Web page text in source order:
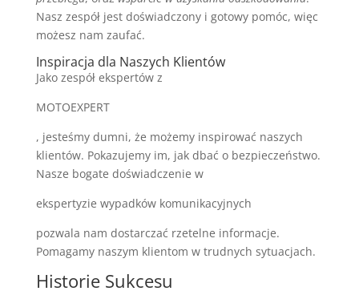
Nasz zespół jest doświadczony i gotowy pomóc, więc
możesz nam zaufać.
Inspiracja dla Naszych Klientów
Jako zespół ekspertów z
MOTOEXPERT
, jesteśmy dumni, że możemy inspirować naszych
klientów. Pokazujemy im, jak dbać o bezpieczeństwo.
Nasze bogate doświadczenie w
ekspertyzie wypadków komunikacyjnych
pozwala nam dostarczać rzetelne informacje.
Pomagamy naszym klientom w trudnych sytuacjach.
Historie Sukcesu